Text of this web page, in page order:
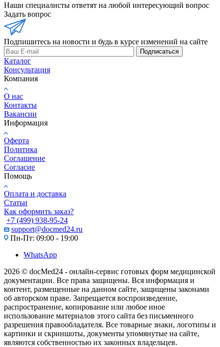
Наши специалисты ответят на любой интересующий вопрос
Задать вопрос
Подпишитесь на новости и будь в курсе изменений на сайте
Подписаться
Каталог
Консультация
Компания
О нас
Контакты
Вакансии
Информация
Оферта
Политика
Соглашение
Согласие
Помощь
Оплата и доставка
Статьи
Как оформить заказ?
+7 (499) 938-95-24
support@docmed24.ru
Пн-Пт: 09:00 - 19:00
WhatsApp
2026 © docMed24 - онлайн-сервис готовых форм медицинской
документации. Все права защищены. Вся информация и
контент, размещенные на данном сайте, защищены законами
об авторском праве. Запрещается воспроизведение,
распространение, копирование или любое иное
использование материалов этого сайта без письменного
разрешения правообладателя. Все товарные знаки, логотипы и
картинки и скриншоты, документы упомянутые на сайте,
являются собственностью их законных владельцев.